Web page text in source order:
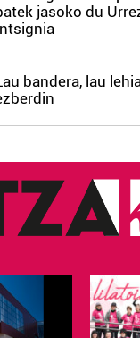
cookie propioak eta
hau onartuz
jasoko du
bandera, lau